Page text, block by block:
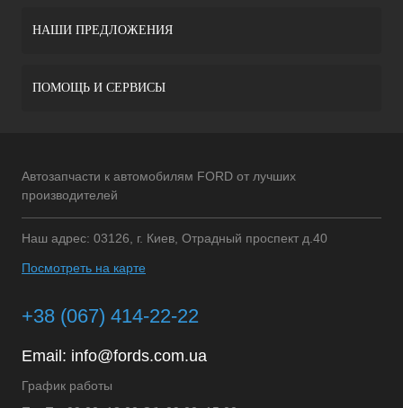
НАШИ ПРЕДЛОЖЕНИЯ
ПОМОЩЬ И СЕРВИСЫ
Автозапчасти к автомобилям FORD от лучших
производителей
Наш адрес: 03126, г. Киев, Отрадный проспект д.40
Посмотреть на карте
+38 (067) 414-22-22
Email: info@fords.com.ua
График работы